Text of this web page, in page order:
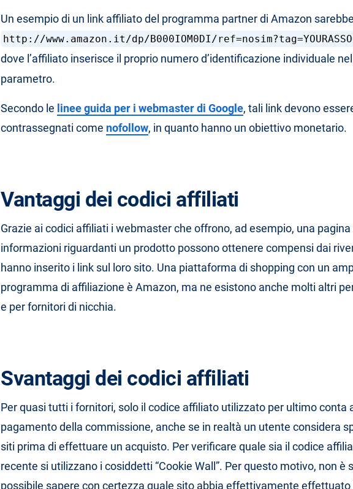
Un esempio di un link affiliato del programma partner di Amazon sarebbe
http://www.amazon.it/dp/B000IOM0DI/
dove l’affiliato inserisce il proprio numero d’identificazione individuale nel
parametro.
Secondo le linee guida per i webmaster di Google, tali link devono
contrassegnati come nofollow, in quanto hanno un obiettivo monetario.
Vantaggi dei codici affiliati
Grazie ai codici affiliati i webmaster che offrono, ad esempio, una pagina
informazioni riguardanti un prodotto possono ottenere compensi dai
hanno inserito i link sul loro sito. Una piattaforma di shopping con un
programma di affiliazione è Amazon, ma ne esistono anche molti altri
e per fornitori di nicchia.
Svantaggi dei codici affiliati
Per quasi tutti i fornitori, solo il codice affiliato utilizzato per ultimo conta
pagamento della commissione, anche se in realtà un utente considera
siti prima di effettuare un acquisto. Per verificare quale sia il codice
recente si utilizzano i cosiddetti “Cookie Wall”. Per questo motivo, non è
possibile sapere con certezza quale sito abbia effettivamente effettuato